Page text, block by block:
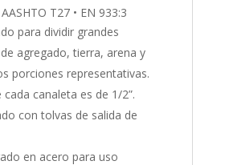
T27 • EN 933:3
para dividir grandes
agregado, tierra, arena y
porciones representativas.
cada canaleta es de 1/2”.
con tolvas de salida de
en acero para uso